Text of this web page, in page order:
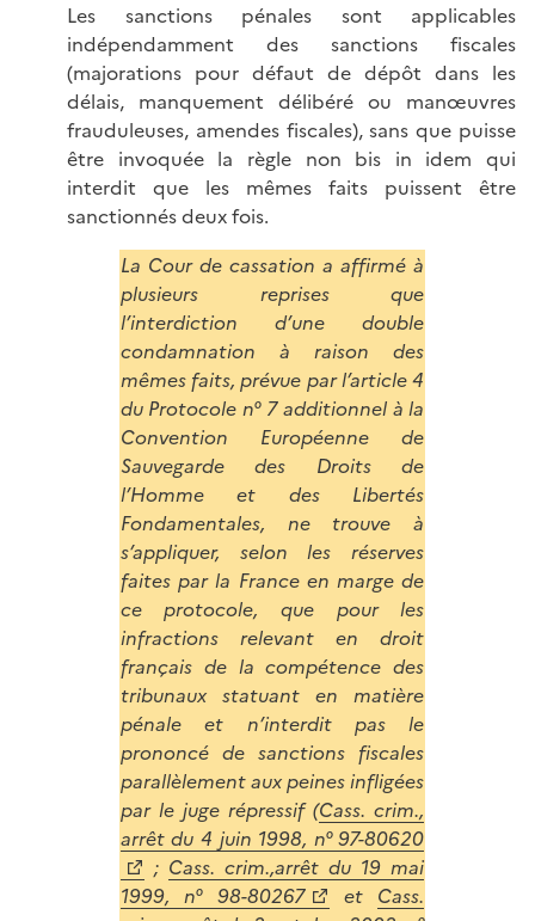
Les sanctions pénales sont applicables
indépendamment des sanctions fiscales
(majorations pour défaut de dépôt dans les
délais, manquement délibéré ou manœuvres
frauduleuses, amendes fiscales), sans que puisse
être invoquée la règle non bis in idem qui
interdit que les mêmes faits puissent être
sanctionnés deux fois.
La Cour de cassation a affirmé à
plusieurs reprises que
l’interdiction d’une double
condamnation à raison des
mêmes faits, prévue par l’article 4
du Protocole n° 7 additionnel à la
Convention Européenne de
Sauvegarde des Droits de
l’Homme et des Libertés
Fondamentales, ne trouve à
s’appliquer, selon les réserves
faites par la France en marge de
ce protocole, que pour les
infractions relevant en droit
français de la compétence des
tribunaux statuant en matière
pénale et n’interdit pas le
prononcé de sanctions fiscales
parallèlement aux peines infligées
par le juge répressif (Cass. crim.,
arrêt du 4 juin 1998, n° 97-80620
; Cass. crim.,arrêt du 19 mai
1999, n° 98-80267
et Cass.